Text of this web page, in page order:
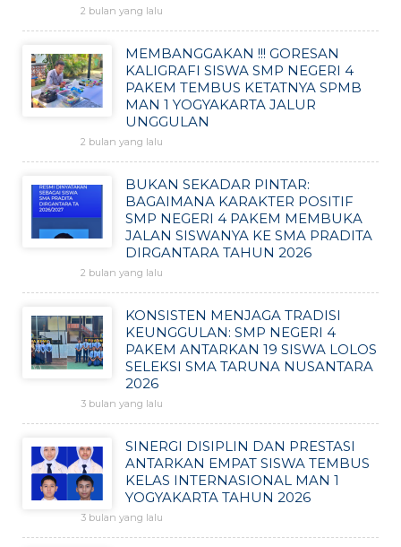
2 bulan yang lalu
MEMBANGGAKAN !!! GORESAN
KALIGRAFI SISWA SMP NEGERI 4
PAKEM TEMBUS KETATNYA SPMB
MAN 1 YOGYAKARTA JALUR
UNGGULAN
2 bulan yang lalu
BUKAN SEKADAR PINTAR:
BAGAIMANA KARAKTER POSITIF
SMP NEGERI 4 PAKEM MEMBUKA
JALAN SISWANYA KE SMA PRADITA
DIRGANTARA TAHUN 2026
2 bulan yang lalu
KONSISTEN MENJAGA TRADISI
KEUNGGULAN: SMP NEGERI 4
PAKEM ANTARKAN 19 SISWA LOLOS
SELEKSI SMA TARUNA NUSANTARA
2026
3 bulan yang lalu
SINERGI DISIPLIN DAN PRESTASI
ANTARKAN EMPAT SISWA TEMBUS
KELAS INTERNASIONAL MAN 1
YOGYAKARTA TAHUN 2026
3 bulan yang lalu